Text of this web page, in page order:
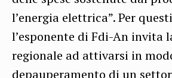
l’energia elettrica”. Per
l’esponente di Fdi-An invita
regionale ad attivarsi in
depauperamento di un